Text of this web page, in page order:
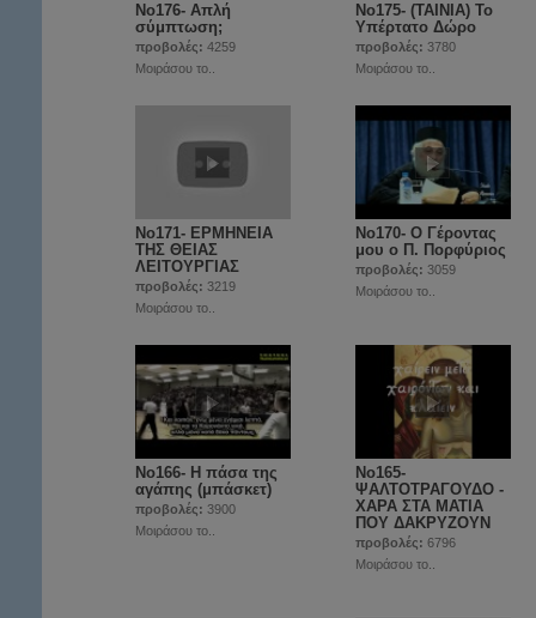
No176- Απλή
σύμπτωση;
προβολές: 4259
Μοιράσου το..
No175- (ΤΑΙΝΙΑ) Το
Υπέρτατο Δώρο
προβολές: 3780
Μοιράσου το..
No171- ΕΡΜΗΝΕΙΑ
ΤΗΣ ΘΕΙΑΣ
ΛΕΙΤΟΥΡΓΙΑΣ
προβολές: 3219
Μοιράσου το..
Νο170- Ο Γέροντας
μου ο Π. Πορφύριος
προβολές: 3059
Μοιράσου το..
Νο166- Η πάσα της
αγάπης (μπάσκετ)
προβολές: 3900
Μοιράσου το..
Νο165-
ΨΑΛΤΟΤΡΑΓΟΥΔΟ -
ΧΑΡΑ ΣΤΑ ΜΑΤΙΑ
ΠΟΥ ΔΑΚΡΥΖΟΥΝ
προβολές: 6796
Μοιράσου το..